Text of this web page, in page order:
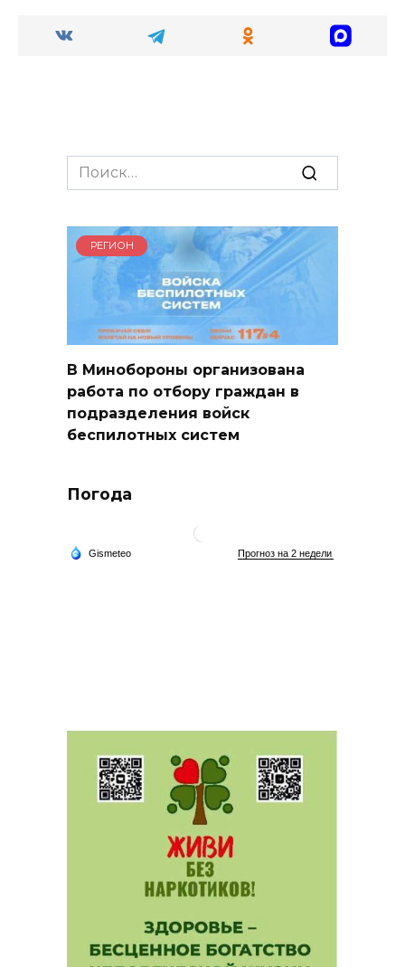
Search
for:
РЕГИОН
В Минобороны организована
работа по отбору граждан в
подразделения войск
беспилотных систем
Погода